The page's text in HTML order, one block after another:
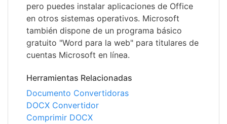
pero puedes instalar aplicaciones de Office
en otros sistemas operativos. Microsoft
también dispone de un programa básico
gratuito "Word para la web" para titulares de
cuentas Microsoft en línea.
Herramientas Relacionadas
Documento Convertidoras
DOCX Convertidor
Comprimir DOCX